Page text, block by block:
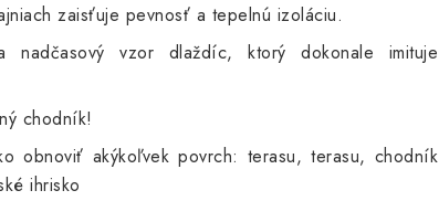
zaisťuje pevnosť a tepelnú izoláciu.
nadčasový vzor dlaždíc, ktorý dokonale imituje
chodník!
obnoviť akýkoľvek povrch: terasu, terasu, chodník
ihrisko